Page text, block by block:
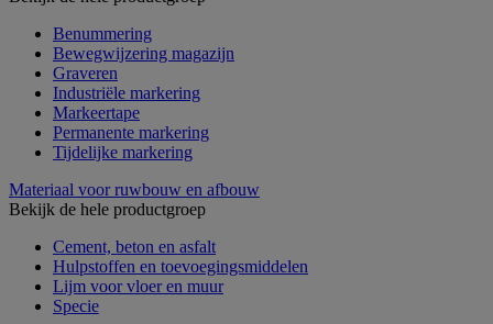
Benummering
Bewegwijzering magazijn
Graveren
Industriële markering
Markeertape
Permanente markering
Tijdelijke markering
Materiaal voor ruwbouw en afbouw
Bekijk de hele productgroep
Cement, beton en asfalt
Hulpstoffen en toevoegingsmiddelen
Lijm voor vloer en muur
Specie